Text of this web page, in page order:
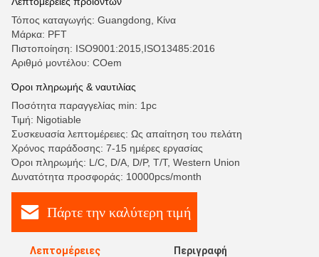
Τόπος καταγωγής: Guangdong, Κίνα
Μάρκα: PFT
Πιστοποίηση: ISO9001:2015,ISO13485:2016
Αριθμό μοντέλου: COem
Όροι πληρωμής & ναυτιλίας
Ποσότητα παραγγελίας min: 1pc
Τιμή: Nigotiable
Συσκευασία λεπτομέρειες: Ως απαίτηση του πελάτη
Χρόνος παράδοσης: 7-15 ημέρες εργασίας
Όροι πληρωμής: L/C, D/A, D/P, T/T, Western Union
Δυνατότητα προσφοράς: 10000pcs/month
Πάρτε την καλύτερη τιμή
Λεπτομέρειες
Περιγραφή